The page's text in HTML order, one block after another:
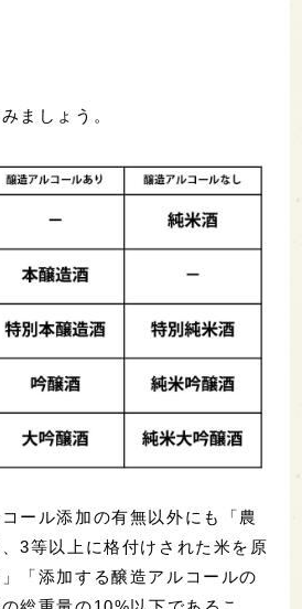
ましょう。
ール添加の有無以外にも「農
3等以上に格付けされた米を原
「添加する醸造アルコールの